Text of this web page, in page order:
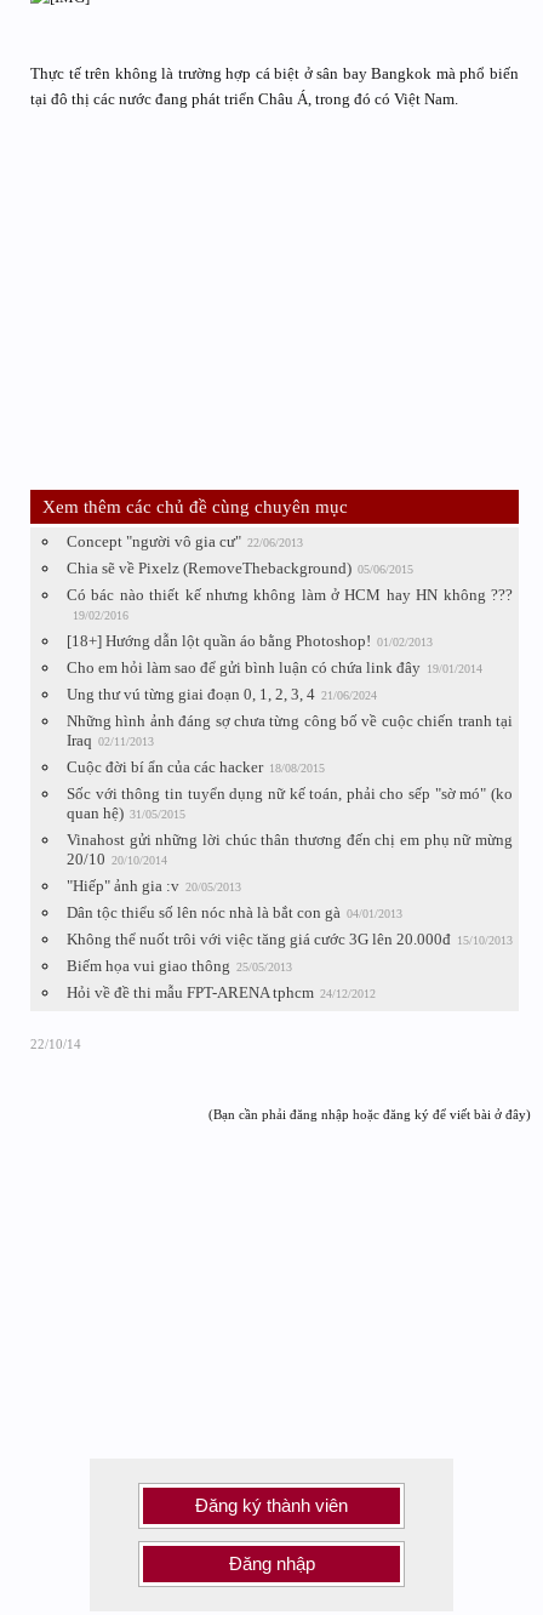
Thực tế trên không là trường hợp cá biệt ở sân bay Bangkok mà phổ biến
tại đô thị các nước đang phát triển Châu Á, trong đó có Việt Nam.
Xem thêm các chủ đề cùng chuyên mục
Concept "người vô gia cư" 22/06/2013
Chia sẽ về Pixelz (RemoveThebackground) 05/06/2015
Có bác nào thiết kế nhưng không làm ở HCM hay HN không ???
19/02/2016
[18+] Hướng dẫn lột quần áo bằng Photoshop! 01/02/2013
Cho em hỏi làm sao để gửi bình luận có chứa link đây 19/01/2014
Ung thư vú từng giai đoạn 0, 1, 2, 3, 4 21/06/2024
Những hình ảnh đáng sợ chưa từng công bố về cuộc chiến tranh tại
Iraq 02/11/2013
Cuộc đời bí ẩn của các hacker 18/08/2015
Sốc với thông tin tuyển dụng nữ kế toán, phải cho sếp "sờ mó" (ko
quan hệ) 31/05/2015
Vinahost gửi những lời chúc thân thương đến chị em phụ nữ mừng
20/10 20/10/2014
"Hiếp" ảnh gia :v 20/05/2013
Dân tộc thiểu số lên nóc nhà là bắt con gà 04/01/2013
Không thể nuốt trôi với việc tăng giá cước 3G lên 20.000đ 15/10/2013
Biếm họa vui giao thông 25/05/2013
Hỏi về đề thi mẫu FPT-ARENA tphcm 24/12/2012
22/10/14
(Bạn cần phải đăng nhập hoặc đăng ký để viết bài ở đây)
Đăng ký thành viên
Đăng nhập